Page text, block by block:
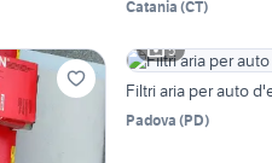
Catania (CT)
5
Filtri aria per auto
Padova (PD)